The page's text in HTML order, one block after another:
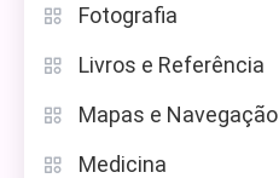
Fotografia
Livros e Referência
Mapas e Navegação
Medicina